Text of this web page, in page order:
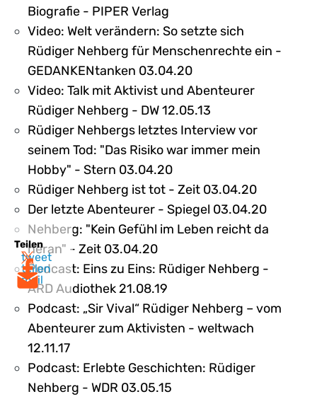
Teilen
tweet
teilen
mail
Biografie - PIPER Verlag
Video: Welt verändern: So setzte sich
Rüdiger Nehberg für Menschenrechte ein -
GEDANKENtanken 03.04.20
Video: Talk mit Aktivist und Abenteurer
Rüdiger Nehberg - DW 12.05.13
Rüdiger Nehbergs letztes Interview vor
seinem Tod: "Das Risiko war immer mein
Hobby" - Stern 03.04.20
Rüdiger Nehberg ist tot - Zeit 03.04.20
Der letzte Abenteurer - Spiegel 03.04.20
Nehberg: "Kein Gefühl im Leben reicht da
heran" - Zeit 03.04.20
Podcast: Eins zu Eins: Rüdiger Nehberg -
ARD Audiothek 21.08.19
Podcast: „Sir Vival“ Rüdiger Nehberg – vom
Abenteurer zum Aktivisten - weltwach
12.11.17
Podcast: Erlebte Geschichten: Rüdiger
Nehberg - WDR 03.05.15